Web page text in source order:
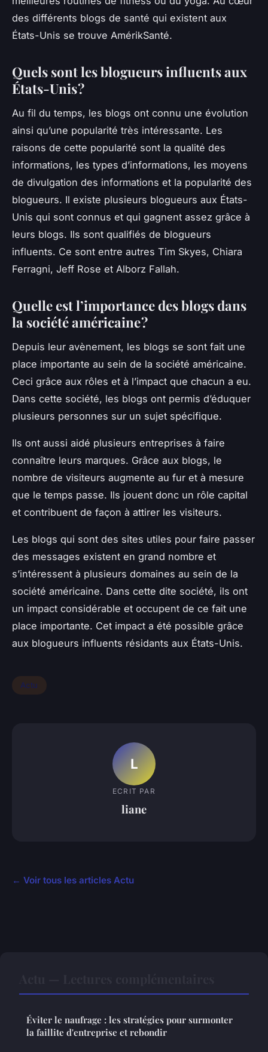
des différents blogs de santé qui existent aux
États-Unis se trouve AmérikSanté.
Quels sont les blogueurs influents aux
États-Unis ?
Au fil du temps, les blogs ont connu une évolution
ainsi qu’une popularité très intéressante. Les
raisons de cette popularité sont la qualité des
informations, les types d’informations, les moyens
de divulgation des informations et la popularité des
blogueurs. Il existe plusieurs blogueurs aux États-
Unis qui sont connus et qui gagnent assez grâce à
leurs blogs. Ils sont qualifiés de blogueurs
influents. Ce sont entre autres Tim Skyes, Chiara
Ferragni, Jeff Rose et Alborz Fallah.
Quelle est l’importance des blogs dans
la société américaine ?
Depuis leur avènement, les blogs se sont fait une
place importante au sein de la société américaine.
Ceci grâce aux rôles et à l’impact que chacun a eu.
Dans cette société, les blogs ont permis d’éduquer
plusieurs personnes sur un sujet spécifique.
Ils ont aussi aidé plusieurs entreprises à faire
connaître leurs marques. Grâce aux blogs, le
nombre de visiteurs augmente au fur et à mesure
que le temps passe. Ils jouent donc un rôle capital
et contribuent de façon à attirer les visiteurs.
Les blogs qui sont des sites utiles pour faire passer
des messages existent en grand nombre et
s’intéressent à plusieurs domaines au sein de la
société américaine. Dans cette dite société, ils ont
un impact considérable et occupent de ce fait une
place importante. Cet impact a été possible grâce
aux blogueurs influents résidants aux États-Unis.
Actu
L
ECRIT PAR
liane
← Voir tous les articles Actu
Éviter le naufrage : les stratégies pour surmonter
la faillite d'entreprise et rebondir